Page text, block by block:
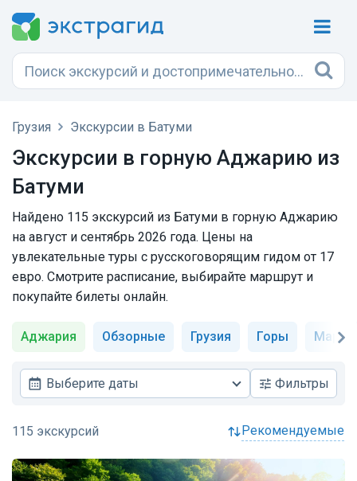
Грузия Экскурсии в Батуми
Экскурсии в горную Аджарию из
Батуми
Найдено 115 экскурсий из Батуми в горную Аджарию
на август и сентябрь 2026 года. Цены на
увлекательные туры с русскоговорящим гидом от 17
евро. Смотрите расписание, выбирайте маршрут и
покупайте билеты онлайн.
Аджария Обзорные Грузия Горы
Выберите даты Фильтры
рекомендуемые